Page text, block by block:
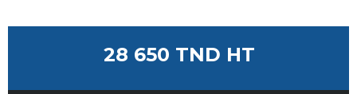
28 650 TND HT